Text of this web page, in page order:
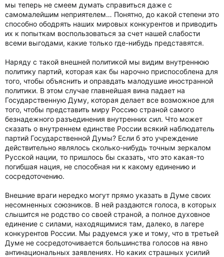
мы теперь не смеем думать справиться даже с
самомалейшим неприятелем… Понятно, до какой степени это
способно ободрять наших мировых конкурентов и приводить
их к попыткам воспользоваться за счет нашей слабости
всеми выгодами, какие только где-нибудь представятся.
Наряду с такой внешней политикой мы видим внутреннюю
политику партий, которая как бы нарочно приспособлена для
того, чтобы объяснить и оправдать малодушие иностранной
политики. В этом случае главнейшая вина падает на
Государственную Думу, которая делает все возможное для
того, чтобы представить миру Россию страной самого
безнадежного разъединения внутренних сил. Что может
сказать о внутреннем единстве России всякий наблюдатель
партий Государственной Думы? Если б это учреждение
действительно являлось сколько-нибудь точным зеркалом
Русской нации, то пришлось бы сказать, что это какая-то
погибшая нация, не способная ни к какому единению и
сосредоточению.
Внешние враги нередко могут прямо указать в Думе своих
несомненных союзников. В ней раздаются голоса, в которых
слышится не родство со своей страной, а полное духовное
единение с силами, находящимися там, далеко, в лагере
конкурентов России. Мы радуемся уже и тому, что в третьей
Думе не сосредоточивается большинства голосов на явно
антинациональных заявлениях. Но каких страшных усилий